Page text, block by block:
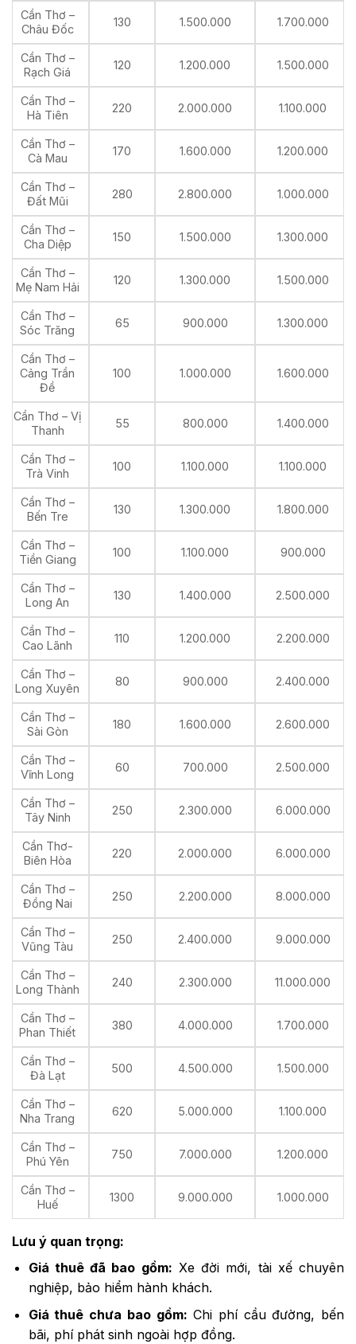
Cần Thơ –
Châu Đốc
130 1.500.000 1.700.000
Cần Thơ –
Rạch Giá
120 1.200.000 1.500.000
Cần Thơ –
Hà Tiên
220 2.000.000 1.100.000
Cần Thơ –
Cà Mau
170 1.600.000 1.200.000
Cần Thơ –
Đất Mũi
280 2.800.000 1.000.000
Cần Thơ –
Cha Diệp
150 1.500.000 1.300.000
Cần Thơ –
Mẹ Nam Hải
120 1.300.000 1.500.000
Cần Thơ –
Sóc Trăng
65 900.000 1.300.000
Cần Thơ –
Cảng Trần
Đề
100 1.000.000 1.600.000
Cần Thơ – Vị
Thanh
55 800.000 1.400.000
Cần Thơ –
Trà Vinh
100 1.100.000 1.100.000
Cần Thơ –
Bến Tre
130 1.300.000 1.800.000
Cần Thơ –
Tiền Giang
100 1.100.000 900.000
Cần Thơ –
Long An
130 1.400.000 2.500.000
Cần Thơ –
Cao Lãnh
110 1.200.000 2.200.000
Cần Thơ –
Long Xuyên
80 900.000 2.400.000
Cần Thơ –
Sài Gòn
180 1.600.000 2.600.000
Cần Thơ –
Vĩnh Long
60 700.000 2.500.000
Cần Thơ –
Tây Ninh
250 2.300.000 6.000.000
Cần Thơ-
Biên Hòa
220 2.000.000 6.000.000
Cần Thơ –
Đồng Nai
250 2.200.000 8.000.000
Cần Thơ –
Vũng Tàu
250 2.400.000 9.000.000
Cần Thơ –
Long Thành
240 2.300.000 11.000.000
Cần Thơ –
Phan Thiết
380 4.000.000 1.700.000
Cần Thơ –
Đà Lạt
500 4.500.000 1.500.000
Cần Thơ –
Nha Trang
620 5.000.000 1.100.000
Cần Thơ –
Phú Yên
750 7.000.000 1.200.000
Cần Thơ –
Huế
1300 9.000.000 1.000.000
Lưu ý quan trọng:
Giá thuê đã bao gồm: Xe đời mới, tài xế chuyên
nghiệp, bảo hiểm hành khách.
Giá thuê chưa bao gồm: Chi phí cầu đường, bến
bãi, phí phát sinh ngoài hợp đồng.